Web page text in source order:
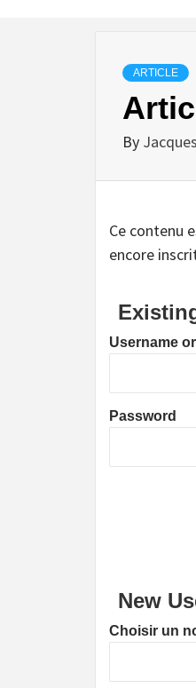
ARTICLE
By
Ce contenu
encore
Username
Password
New
Choisir un